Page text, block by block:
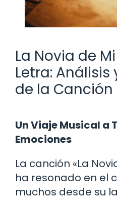
La Novia de
Letra:
de la Canción
Un Viaje Musical a
Emociones
La canción «La
ha resonado en el
muchos desde su